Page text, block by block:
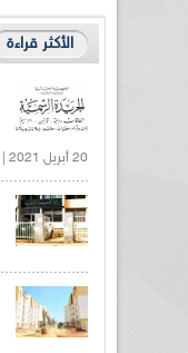
الأكثر قراءة
20 أبريل 2021 |